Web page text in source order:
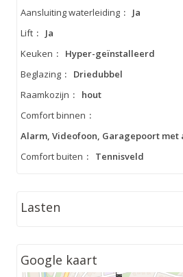
Aansluiting waterleiding :
Ja
Lift :
Ja
Keuken :
Hyper-geïnstalleerd
Beglazing :
Driedubbel
Raamkozijn :
hout
Comfort binnen :
Alarm, Videofoon, Garagepoort met
Comfort buiten : Tennisveld
Lasten
Google kaart